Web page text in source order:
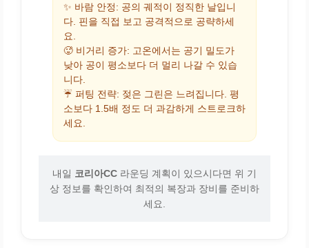
✨ 바람 안정: 공의 궤적이 정직한 날입니
다. 핀을 직접 보고 공격적으로 공략하세
요.
🥵 비거리 증가: 고온에서는 공기 밀도가
낮아 공이 평소보다 더 멀리 나갈 수 있습
니다.
☔ 퍼팅 전략: 젖은 그린은 느려집니다. 평
소보다 1.5배 정도 더 과감하게 스트로크하
세요.
내일 코리아CC 라운딩 계획이 있으시다면 위 기
상 정보를 확인하여 최적의 복장과 장비를 준비하
세요.